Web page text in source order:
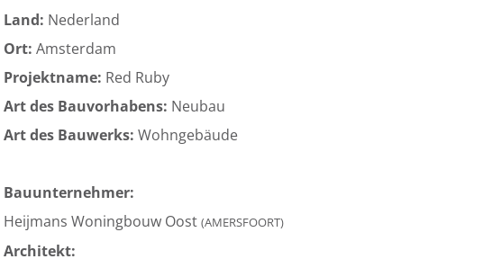
Land: Nederland
Ort: Amsterdam
Projektname: Red Ruby
Art des Bauvorhabens: Neubau
Art des Bauwerks: Wohngebäude
Bauunternehmer:
Heijmans Woningbouw Oost (AMERSFOORT)
Architekt: